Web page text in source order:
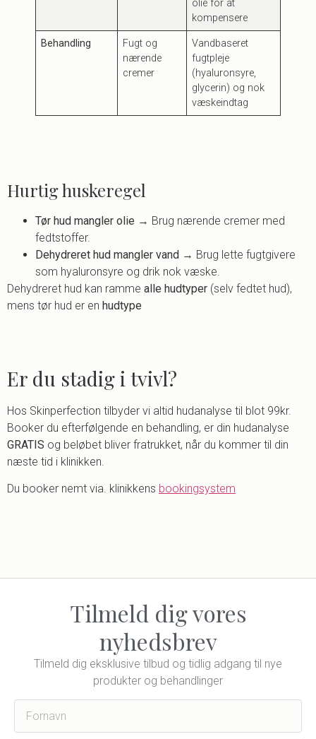
olie for at
kompensere
Behandling
Fugt og
nærende
cremer
Vandbaseret
fugtpleje
(hyaluronsyre,
glycerin) og nok
væskeindtag
Hurtig huskeregel
Tør hud mangler olie → Brug nærende cremer med
fedtstoffer.
Dehydreret hud mangler vand → Brug lette fugtgivere
som hyaluronsyre og drik nok væske.
Dehydreret hud kan ramme alle hudtyper (selv fedtet hud),
mens tør hud er en hudtype
Er du stadig i tvivl?
Hos Skinperfection tilbyder vi altid hudanalyse til blot 99kr.
Booker du efterfølgende en behandling, er din hudanalyse
GRATIS og beløbet bliver fratrukket, når du kommer til din
næste tid i klinikken.
Du booker nemt via. klinikkens bookingsystem
Tilmeld dig vores
nyhedsbrev
Tilmeld dig eksklusive tilbud og tidlig adgang til nye
produkter og behandlinger